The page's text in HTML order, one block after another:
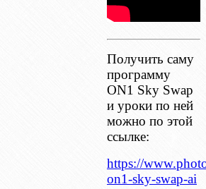
Получить саму
программу
ON1 Sky Swap
и уроки по ней
можно по этой
ссылке:
https://
on1-sky-swap-ai